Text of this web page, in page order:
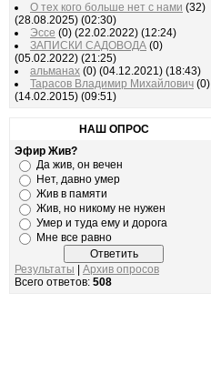
О тех кого больше нет с нами (32)
(28.08.2025) (02:30)
Эссе (0) (22.02.2022) (12:24)
ЗАПИСКИ САДОВОДА (0)
(05.02.2022) (21:25)
альманах (0) (04.12.2021) (18:43)
Тарасов Владимир Михайлович (0)
(14.02.2015) (09:51)
НАШ ОПРОС
Эфир Жив?
Да жив, он вечен
Нет, давно умер
Жив в памяти
Жив, но никому не нужен
Умер и туда ему и дорога
Мне все равно
Результаты
Архив опросов
Всего ответов: 508